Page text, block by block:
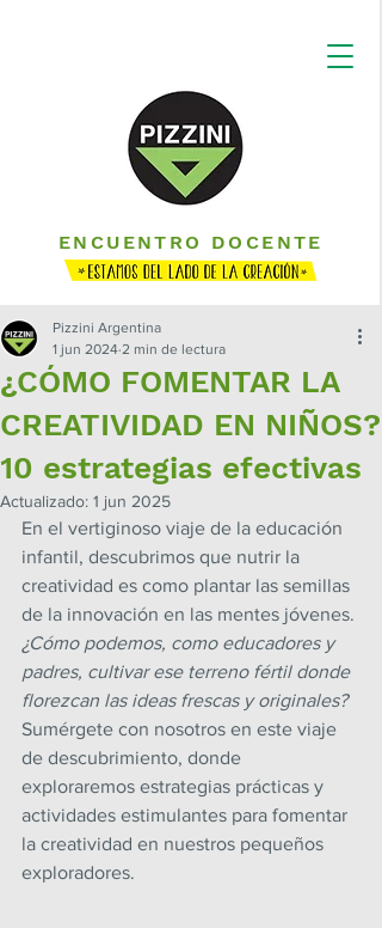
ENCUENTRO DOCENTE
¿CÓMO FOMENTAR LA
CREATIVIDAD EN NIÑOS?
10 estrategias efectivas
Pizzini Argentina
1 jun 2024 2 min de lectura
Actualizado: 1 jun 2025
En el vertiginoso viaje de la educación
infantil, descubrimos que nutrir la
creatividad es como plantar las semillas
de la innovación en las mentes jóvenes.
¿Cómo podemos, como educadores y
padres, cultivar ese terreno fértil donde
florezcan las ideas frescas y originales?
Sumérgete con nosotros en este viaje
de descubrimiento, donde
exploraremos estrategias prácticas y
actividades estimulantes para fomentar
la creatividad en nuestros pequeños
exploradores.